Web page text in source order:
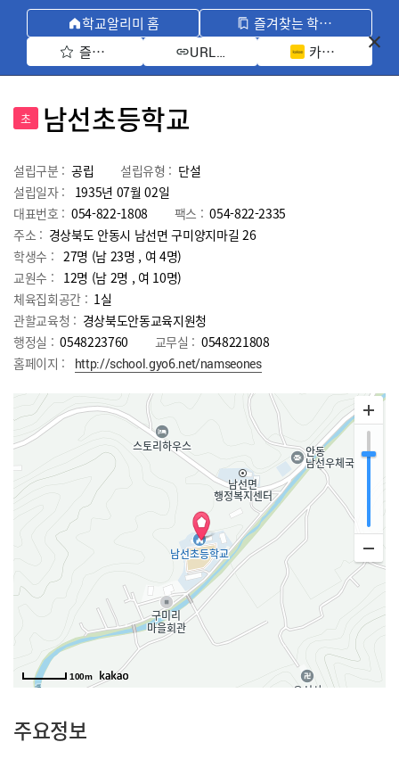
학교알리미 홈
즐겨찾는 학교 모아보기
즐겨찾기 선택
URL 복사 카카오톡 공유
초 남선초등학교
설립구분 : 공립 설립유형 : 단설
설립일자 :
1935년 07월 02일
대표번호 : 054-822-1808 팩스 : 054-822-2335
주소 : 경상북도 안동시 남선면 구미양지마길 26
학생수 : 27명 (남 23명 , 여 4명)
교원수 : 12명 (남 2명 , 여 10명)
체육집회공간 : 1실
관할교육청 : 경상북도안동교육지원청
행정실 : 0548223760 교무실 : 0548221808
홈페이지 :
http://school.gyo6.net/namseones
100m
주요정보